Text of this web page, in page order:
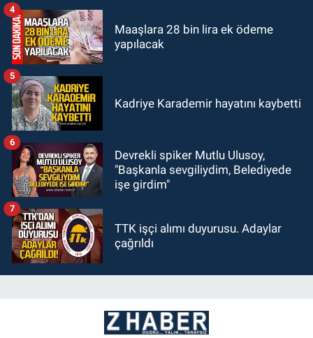
Maaşlara 28 bin lira ek ödeme
yapılacak
4
Kadriye Karademir hayatını kaybetti
5
Devrekli spiker Mutlu Ulusoy,
"Başkanla sevgiliydim, Belediyede
işe girdim"
6
TTK işçi alımı duyurusu. Adaylar
çağrıldı
7